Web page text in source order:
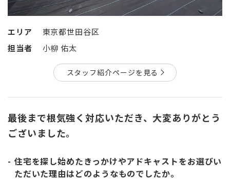
エリア
東京都世田谷区
担当者
小柳 佑太
スタッフ紹介ページを見る
最後まで根気強く対応いただき、大変ありがとう
ございました。
住宅を探し始めたきっかけやアドキャストをお選びい
ただいた理由はどのようなものでしたか。